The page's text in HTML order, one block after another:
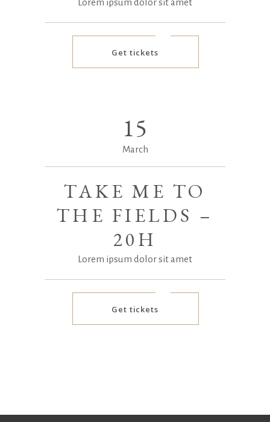
Lorem ipsum dolor sit amet
Get tickets
15
March
TAKE ME TO
THE FIELDS –
20H
Lorem ipsum dolor sit amet
Get tickets